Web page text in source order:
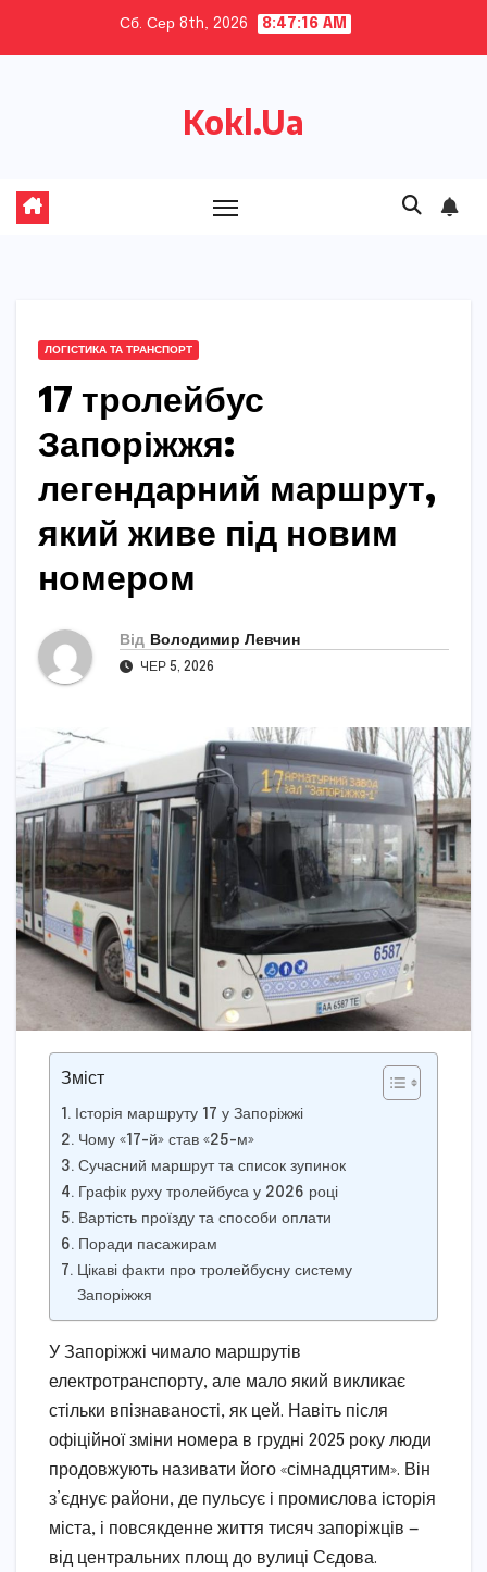
Сб. Сер 8th, 2026 8:47:17 AM
Kokl.Ua
ЛОГІСТИКА ТА ТРАНСПОРТ
17 тролейбус
Запоріжжя:
легендарний маршрут,
який живе під новим
номером
Від Володимир Левчин
ЧЕР 5, 2026
Зміст
Історія маршруту 17 у Запоріжжі
Чому «17-й» став «25-м»
Сучасний маршрут та список зупинок
Графік руху тролейбуса у 2026 році
Вартість проїзду та способи оплати
Поради пасажирам
Цікаві факти про тролейбусну систему
Запоріжжя
У Запоріжжі чимало маршрутів
електротранспорту, але мало який викликає
стільки впізнаваності, як цей. Навіть після
офіційної зміни номера в грудні 2025 року люди
продовжують називати його «сімнадцятим». Він
з’єднує райони, де пульсує і промислова історія
міста, і повсякденне життя тисяч запоріжців —
від центральних площ до вулиці Сєдова.